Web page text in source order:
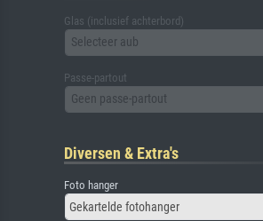
Glas (inclusief achterbord)
Selecteer aub
Passe-partout
Geen passe-partout
Diversen & Extra's
Foto hanger
Gekartelde fotohanger